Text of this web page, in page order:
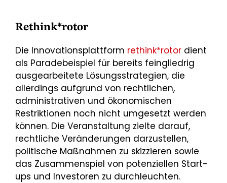
Rethink*rotor
Die Innovationsplattform rethink*rotor dient
als Paradebeispiel für bereits feingliedrig
ausgearbeitete Lösungsstrategien, die
allerdings aufgrund von rechtlichen,
administrativen und ökonomischen
Restriktionen noch nicht umgesetzt werden
können. Die Veranstaltung zielte darauf,
rechtliche Veränderungen darzustellen,
politische Maßnahmen zu skizzieren sowie
das Zusammenspiel von potenziellen Start-
ups und Investoren zu durchleuchten.